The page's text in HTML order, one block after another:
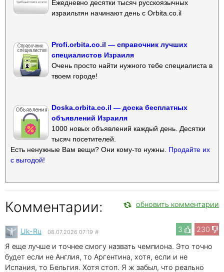
Ежедневно десятки тысяч русскоязычных
израильтян начинают день с Orbita.co.il
Profi.orbita.co.il — справочник лучших
специалистов Израиля
Очень просто найти нужного тебе специалиста в
твоем городе!
Doska.orbita.co.il — доска бесплатных
объявлений Израиля
1000 новых объявлений каждый день. Десятки
тысяч посетителей.
Есть ненужные Вам вещи? Они кому-то нужны. Продайте их
с выгодой!
Комментарии: обновить комментарии
3 230
Uk-Ru 08.07.2026 07:19 #
Я еще лучше и точнее смогу назвать чемпиона. Это точно
будет если не Англия, то Аргентина, хотя, если и не
Испания, то Бельгия. Хотя стоп. Я ж забыл, что реально